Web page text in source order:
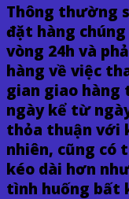
Thông thường
đặt hàng
vòng 24h và
hàng về việc
gian giao
ngày kể từ
thỏa thuận với
nhiên, cũng có
kéo dài hơn
tình huống bất